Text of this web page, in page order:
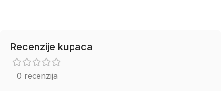
Recenzije kupaca
0 recenzija